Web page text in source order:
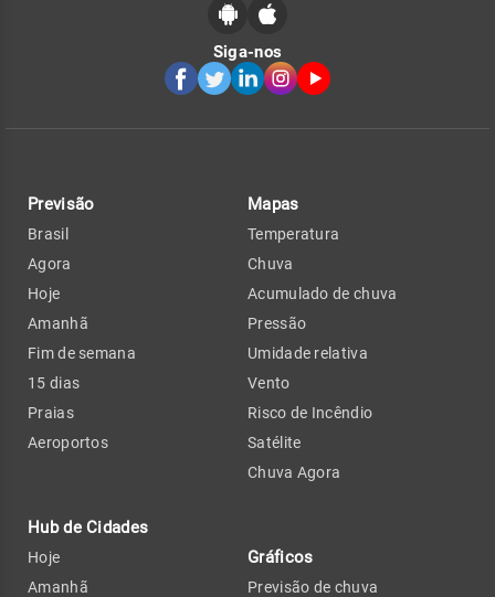
Siga-nos
Previsão
Brasil
Agora
Hoje
Amanhã
Fim de semana
15 dias
Praias
Aeroportos
Hub de Cidades
Hoje
Amanhã
Mapas
Temperatura
Chuva
Acumulado de chuva
Pressão
Umidade relativa
Vento
Risco de Incêndio
Satélite
Chuva Agora
Gráficos
Previsão de chuva